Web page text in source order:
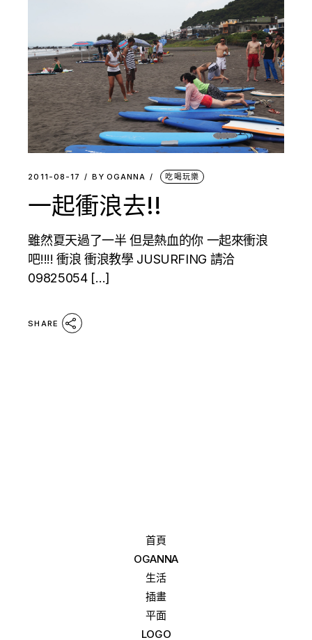
2011-08-17 BY OGANNA 吃喝玩樂
一起衝浪去!!
雖然夏天過了一半 但是熱血的你 一起來衝浪
吧!!!! 衝浪 衝浪教學 JUSURFING 請洽
09825054 […]
SHARE
首頁
OGANNA
生活
插畫
平面
LOGO